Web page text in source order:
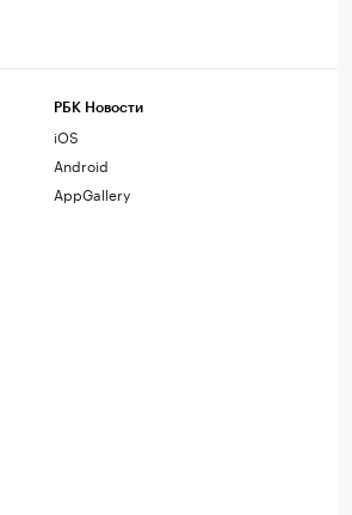
РБК Новости
iOS
Android
AppGallery